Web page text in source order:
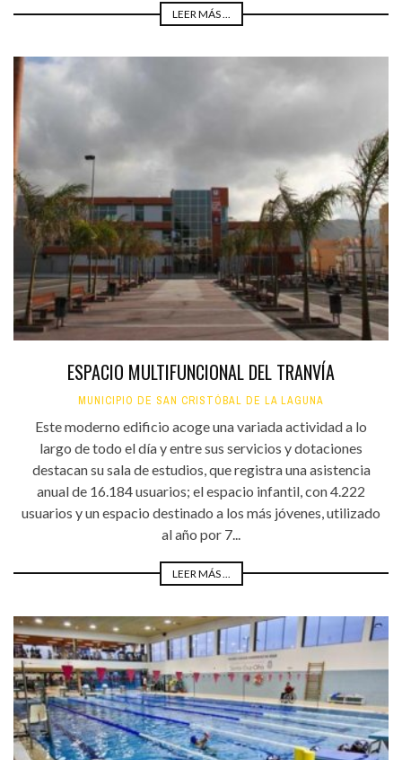
LEER MÁS ...
ESPACIO MULTIFUNCIONAL DEL TRANVÍA
MUNICIPIO DE SAN CRISTÓBAL DE LA LAGUNA
Este moderno edificio acoge una variada actividad a lo
largo de todo el día y entre sus servicios y dotaciones
destacan su sala de estudios, que registra una asistencia
anual de 16.184 usuarios; el espacio infantil, con 4.222
usuarios y un espacio destinado a los más jóvenes, utilizado
al año por 7...
LEER MÁS ...